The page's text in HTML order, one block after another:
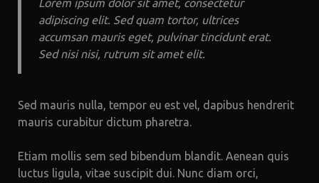
Lorem ipsum dolor sit amet, consectetur
adipiscing elit. Sed quam tortor, ultrices
accumsan mauris eget, pulvinar tincidunt erat.
Sed nisi nisi, rutrum sit amet elit.
Sed mauris nulla, tempor eu est vel, dapibus hendrerit
mauris curabitur dictum pharetra.
Etiam mollis sem sed bibendum blandit. Aenean quis
luctus ligula, vitae suscipit dui. Nunc diam orci,